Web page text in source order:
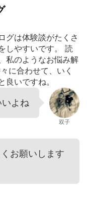
グは体験談がたくさ
しやすいです。 読
私のようなお悩み解
に合わせて、いく
いですね。
よね
双子
お願いします